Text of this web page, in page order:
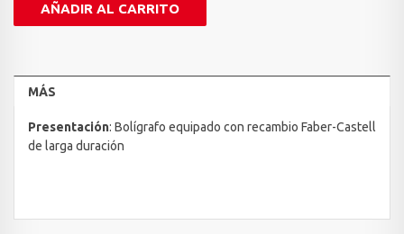
AÑADIR AL CARRITO
MÁS
Presentación: Bolígrafo equipado con recambio Faber-Castell
de larga duración